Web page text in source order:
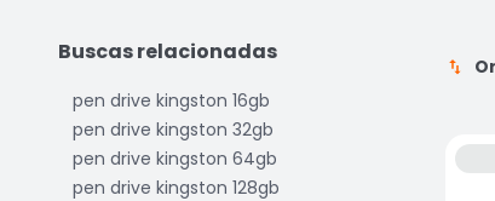
Buscas relacionadas
pen drive kingston 16gb
pen drive kingston 32gb
pen drive kingston 64gb
pen drive kingston 128gb